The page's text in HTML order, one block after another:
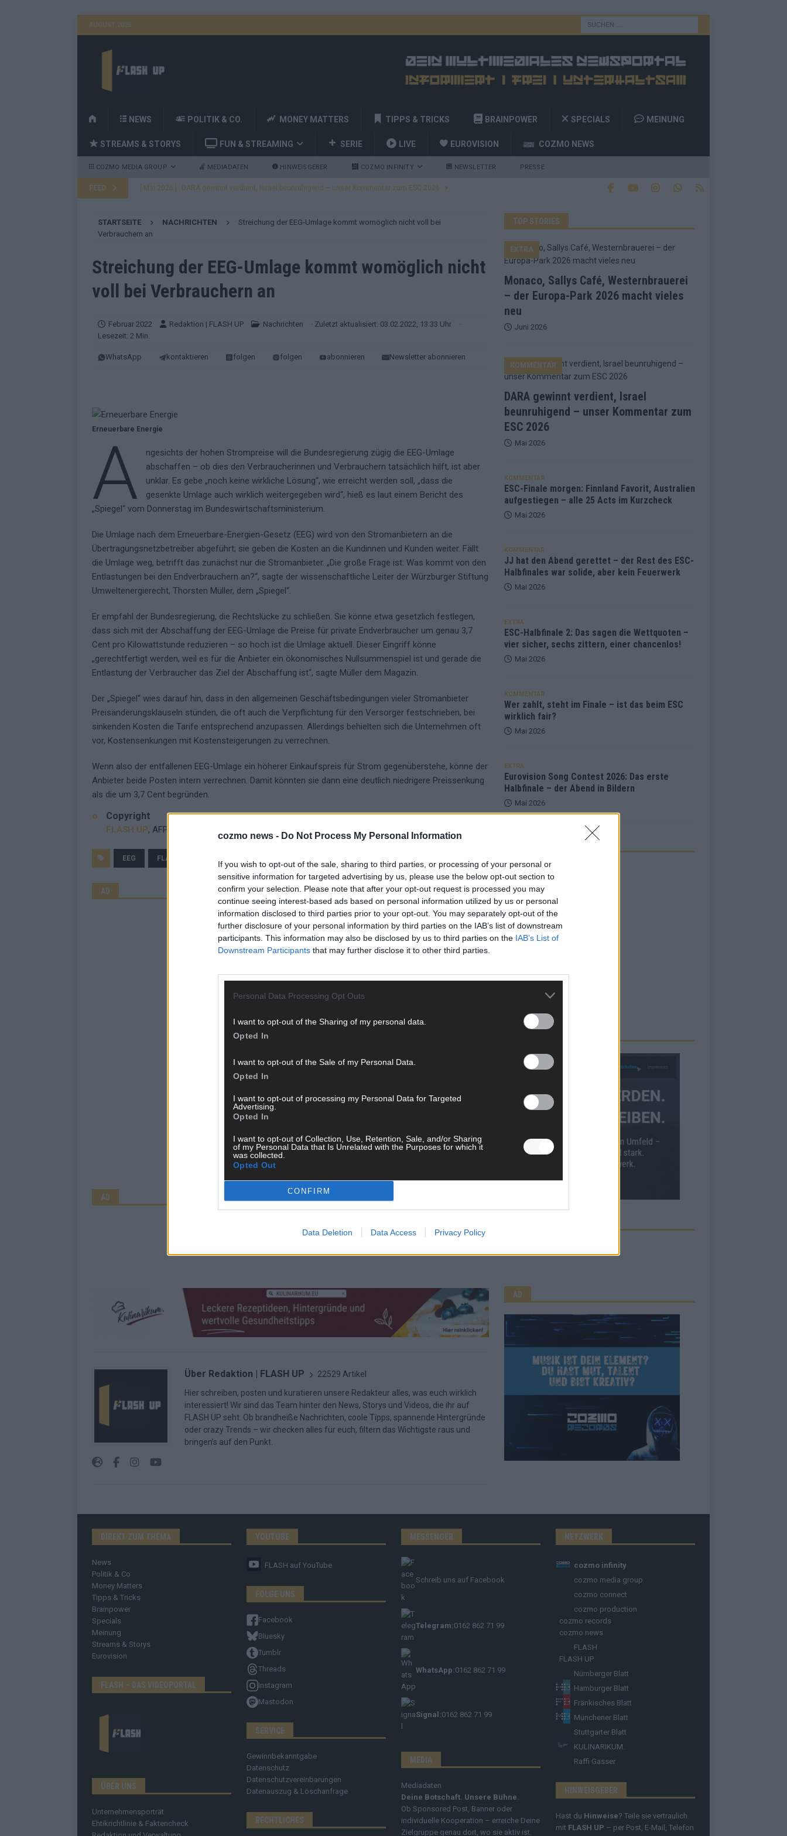
cozmo news - Do Not Process My Personal Information
If you wish to opt-out of the sale, sharing to third parties, or processing of your personal or
sensitive information for targeted advertising by us, please use the below opt-out section to
confirm your selection. Please note that after your opt-out request is processed you may
continue seeing interest-based ads based on personal information utilized by us or personal
information disclosed to third parties prior to your opt-out. You may separately opt-out of the
further disclosure of your personal information by third parties on the IAB’s list of downstream
participants. This information may also be disclosed by us to third parties on the IAB’s List of
Downstream Participants that may further disclose it to other third parties.
Personal Data Processing Opt Outs
I want to opt-out of the Sharing of my personal data.
Opted In
I want to opt-out of the Sale of my Personal Data.
Opted In
I want to opt-out of processing my Personal Data for Targeted
Advertising.
Opted In
I want to opt-out of Collection, Use, Retention, Sale, and/or Sharing
of my Personal Data that Is Unrelated with the Purposes for which it
was collected.
Opted Out
CONFIRM
Data Deletion Data Access Privacy Policy
AUGUST 2026
H
M
E
NEWS POLITIK & CO. MONEY MATTERS TIPPS & TRICKS BRAINPOWER SPECIALS MEINUNG
STREAMS & STORYS FUN & STREAMING SERIE LIVE EUROVISION COZMO NEWS
COZMO MEDIA GROUP MEDIADATEN HINWEISGEBER COZMO INFINITY NEWSLETTER PRESSE
FEED [ Mai 2026 ] DARA gewinnt den ESC – Bulgarien jubelt, Israel sorgt für Diskussionen, Deutschland geht
JJ, Lordi, Verka Serduchka und Billy Joel – das ESC-Finale wird eine Party
EUROVISION
[ Mai 2026 ] ESC-Finale morgen: Finnland Favorit, Australien aufgestiegen – alle 25 Acts im Kurzcheck
[ Mai 2026 ] „Douze Points“ – wie eine Zahl zur Ikone wurde: 70 Jahre ESC-Wertungsgeschichte!
[ Mai 2026 ]
[ Juni 2026 ] Monaco, Sallys Café, Westernbrauerei – der Europa-Park 2026 macht vieles neu EXTRA
DARA gewinnt verdient, Israel beunruhigend – unser Kommentar zum ESC 2026
KOMMENTAR
STARTSEITE NACHRICHTEN
Streichung der EEG-Umlage kommt womöglich nicht voll bei
Verbrauchern an
Streichung der EEG-Umlage kommt womöglich nicht
voll bei Verbrauchern an
Februar 2022 Redaktion | FLASH UP Nachrichten · Zuletzt aktualisiert: 03.02.2022, 13:33 Uhr
·
Lesezeit: 2 Min.
WhatsApp kontaktieren folgen folgen abonnieren Newsletter abonnieren
Erneuerbare Energie
A
ngesichts der hohen Strompreise will die Bundesregierung zügig die EEG-Umlage
abschaffen – ob dies den Verbraucherinnen und Verbrauchern tatsächlich hilft, ist aber
unklar. Es gebe „noch keine wirkliche Lösung“, wie erreicht werden soll, „dass die
gesenkte Umlage auch wirklich weitergegeben wird“, hieß es laut einem Bericht des
„Spiegel“ vom Donnerstag im Bundeswirtschaftsministerium.
Die Umlage nach dem Erneuerbare-Energien-Gesetz (EEG) wird von den Stromanbietern an die
Übertragungsnetzbetreiber abgeführt; sie geben die Kosten an die Kundinnen und Kunden weiter. Fällt
die Umlage weg, betrifft das zunächst nur die Stromanbieter. „Die große Frage ist: Was kommt von den
Entlastungen bei den Endverbrauchern an?“, sagte der wissenschaftliche Leiter der Würzburger Stiftung
Umweltenergierecht, Thorsten Müller, dem „Spiegel“.
Er empfahl der Bundesregierung, die Rechtslücke zu schließen. Sie könne etwa gesetzlich festlegen,
dass sich mit der Abschaffung der EEG-Umlage die Preise für private Endverbraucher um genau 3,7
Cent pro Kilowattstunde reduzieren – so hoch ist die Umlage aktuell. Dieser Eingriff könne
„gerechtfertigt werden, weil es für die Anbieter ein ökonomisches Nullsummenspiel ist und gerade die
Entlastung der Verbraucher das Ziel der Abschaffung ist“, sagte Müller dem Magazin.
Der „Spiegel“ wies darauf hin, dass in den allgemeinen Geschäftsbedingungen vieler Stromanbieter
Preisänderungsklauseln stünden, die oft auch die Verpflichtung für den Versorger festschrieben, bei
sinkenden Kosten die Tarife entsprechend anzupassen. Allerdings behielten sich die Unternehmen oft
vor, Kostensenkungen mit Kostensteigerungen zu verrechnen.
Wenn also der entfallenen EEG-Umlage ein höherer Einkaufspreis für Strom gegenüberstehe, könne der
Anbieter beide Posten intern verrechnen. Damit könnten sie dann eine deutlich niedrigere Preissenkung
als die um 3,7 Cent begründen.
Copyright
FLASH UP, AFP
EEG FLASH UP
AD
AD
Über Redaktion | FLASH UP 22529 Artikel
Hier schreiben, posten und kuratieren unsere Redakteur alles, was euch wirklich
interessiert! Wir sind das Team hinter den News, Storys und Videos, die ihr auf
FLASH UP seht. Ob brandheiße Nachrichten, coole Tipps, spannende Hintergründe
oder crazy Trends – wir checken alles für euch, filtern das Wichtigste raus und
bringen’s auf den Punkt.
TOP STORIES
Monaco, Sallys Café, Westernbrauerei
– der Europa-Park 2026 macht vieles
neu
EXTRA
Juni 2026
DARA gewinnt verdient, Israel
beunruhigend – unser Kommentar zum
ESC 2026
KOMMENTAR
Mai 2026
KOMMENTAR
ESC-Finale morgen: Finnland Favorit, Australien
aufgestiegen – alle 25 Acts im Kurzcheck
Mai 2026
KOMMENTAR
JJ hat den Abend gerettet – der Rest des ESC-
Halbfinales war solide, aber kein Feuerwerk
Mai 2026
EXTRA
ESC-Halbfinale 2: Das sagen die Wettquoten –
vier sicher, sechs zittern, einer chancenlos!
Mai 2026
KOMMENTAR
Wer zahlt, steht im Finale – ist das beim ESC
wirklich fair?
Mai 2026
EXTRA
Eurovision Song Contest 2026: Das erste
Halbfinale – der Abend in Bildern
Mai 2026
AD
DIREKT ZUM THEMA
News
Politik & Co
Money Matters
Tipps & Tricks
Brainpower
Specials
Meinung
Streams & Storys
Eurovision
FLASH – DAS VIDEOPORTAL
ÜBER UNS
Unternehmensporträt
Ehtikrichtlinie & Faktencheck
YOUTUBE
FLASH auf YouTube
FOLGE UNS
Facebook
Bluesky
Tumblr
Threads
Instagram
Mastodon
SERVICE
Gewinnbekanntgabe
Datenschutz
Datenschutzvereinbarungen
Datenauszug & Löschanfrage
RECHTLICHES
MESSENGER
Schreib uns auf Facebook
Telegram:0162 862 71 99
WhatsApp:0162 862 71 99
Signal:0162 862 71 99
MEDIA
Mediadaten
Deine Botschaft. Unsere Bühne.
Ob Sponsored Post, Banner oder
individuelle Kooperation – erreiche Deine
Zielgruppe genau dort, wo sie aktiv ist.
NETZWERK
cozmo infinity
cozmo media group
cozmo connect
cozmo production
cozmo records
cozmo news
FLASH
FLASH UP
Nürnberger Blatt
Hamburger Blatt
Fränkisches Blatt
Münchener Blatt
Stuttgarter Blatt
KULINARIKUM.
Raffi Gasser
HINWEISGEBER
Hast du Hinweise? Teile sie vertraulich
mit FLASH UP – per Post, E-Mail, Telefon